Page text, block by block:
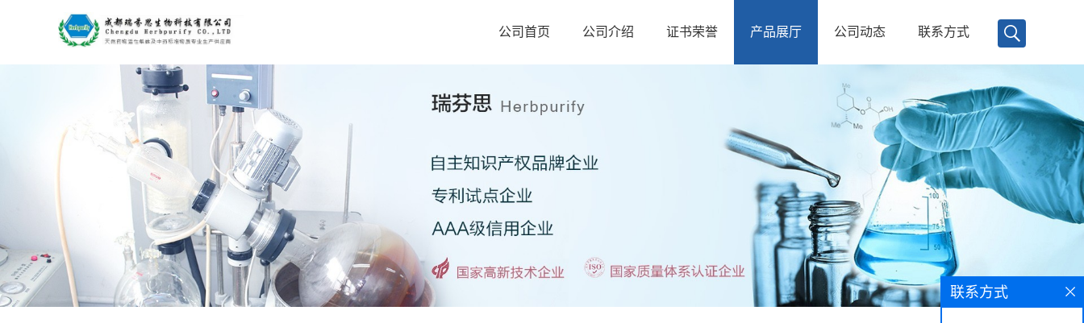
司
介
公司首页 公司介绍 证书荣誉 产品展厅 公司动态 联系方式
联系方式